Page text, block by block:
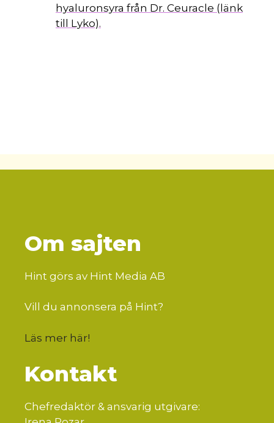
hyaluronsyra från Dr. Ceuracle (länk
till Lyko).
Om sajten
Hint görs av Hint Media AB
Vill du annonsera på Hint?
Läs mer här!
Kontakt
Chefredaktör & ansvarig utgivare: